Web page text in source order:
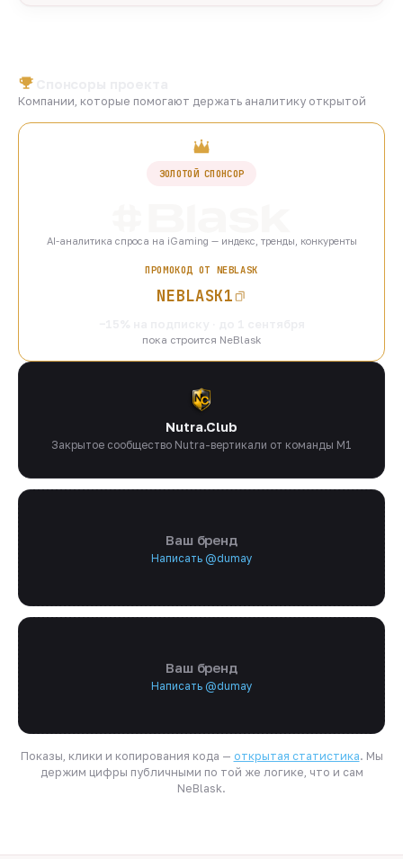
Компании, которые помогают держать аналитику открытой
ЗОЛОТОЙ СПОНСОР
AI-аналитика спроса на iGaming — индекс, тренды, конкуренты
ПРОМОКОД ОТ NEBLASK
NEBLASK1
пока строится NeBlask
Nutra.Club
Закрытое сообщество Nutra-вертикали от команды M1
Ваш бренд
Написать @dumay
Ваш бренд
Написать @dumay
Показы, клики и копирования кода — открытая статистика. Мы
держим цифры публичными по той же логике, что и сам
NeBlask.